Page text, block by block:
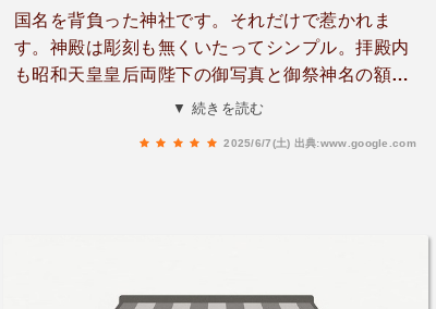
国名を背負った神社です。それだけで惹かれま
す。神殿は彫刻も無くいたってシンプル。拝殿内
も昭和天皇皇后両陛下の御写真と御祭神名の額が
あるだけ。お賽銭だけ入れておきました。六社大
▼ 続きを読む
2025/6/7(土) 出典:www.google.com